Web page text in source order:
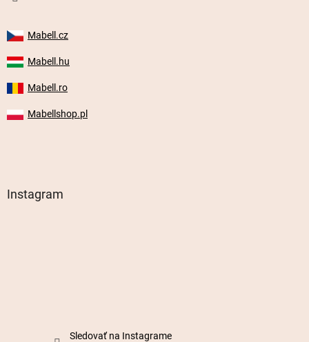
Mabell.cz
Mabell.hu
Mabell.ro
Mabellshop.pl
Instagram
Sledovať na Instagrame